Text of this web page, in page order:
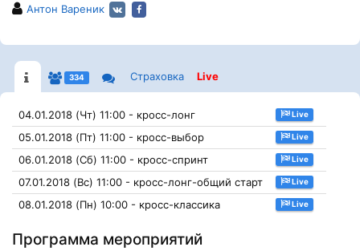
Антон Вареник
334 Страховка Live
04.01.2018 (Чт) 11:00 - кросс-лонг Live
05.01.2018 (Пт) 11:00 - кросс-выбор Live
06.01.2018 (Сб) 11:00 - кросс-спринт Live
07.01.2018 (Вс) 11:00 - кросс-лонг-общий старт Live
08.01.2018 (Пн) 10:00 - кросс-классика Live
Программа мероприятий